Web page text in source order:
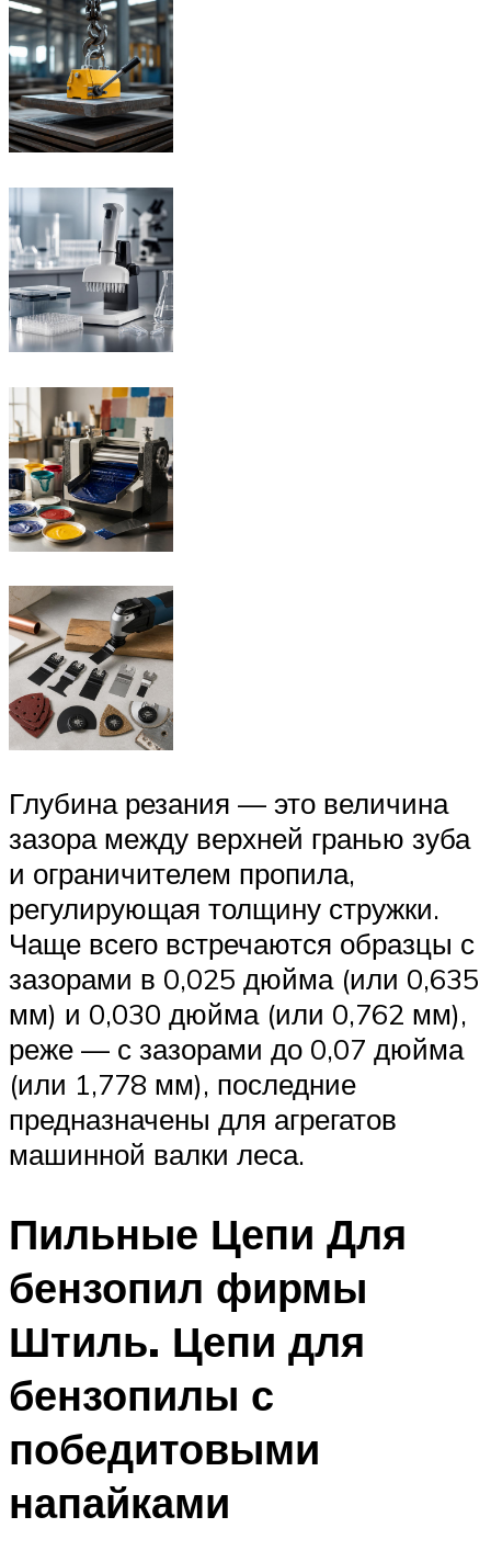
Глубина резания — это величина
зазора между верхней гранью зуба
и ограничителем пропила,
регулирующая толщину стружки.
Чаще всего встречаются образцы с
зазорами в 0,025 дюйма (или 0,635
мм) и 0,030 дюйма (или 0,762 мм),
реже — с зазорами до 0,07 дюйма
(или 1,778 мм), последние
предназначены для агрегатов
машинной валки леса.
Пильные Цепи Для
бензопил фирмы
Штиль. Цепи для
бензопилы с
победитовыми
напайками